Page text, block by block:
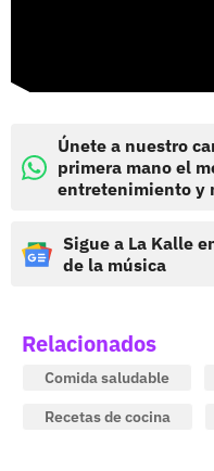
Únete a nuestro
primera mano el
entretenimiento y
Sigue a La Kalle
de la música
Relacionados
Comida saludable
Recetas de cocina